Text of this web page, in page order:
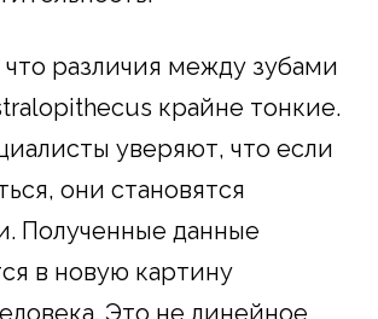
различия между зубами
крайне тонкие.
уверяют, что если
они становятся
Полученные данные
в новую картину